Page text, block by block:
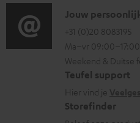
t
e
n
e
i
n
f
o
r
i
o
g
l
o
s
C
o
n
t
a
c
Jouw
+31 (0)20 8083195
Ma–vr 09:00–17:00
Weekend & Duitse
Teufel support
Hier vind je
Storefinder